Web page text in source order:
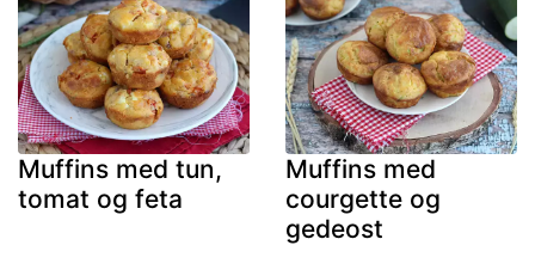
Muffins med tun,
tomat og feta
Muffins med
courgette og
gedeost